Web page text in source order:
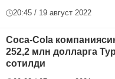
20:45 / 19 август 2022
Coca-Cola
252,2 млн долларга
сотилди